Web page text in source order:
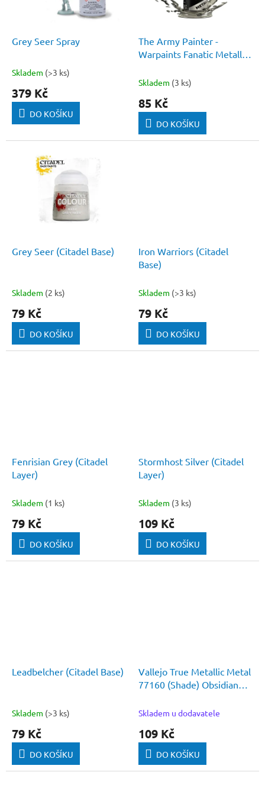
Grey Seer Spray
Průměrné
hodnocení
produktu
5,0
5
hvězdiček.
Skladem (>3 ks)
379 Kč
DO KOŠÍKU
The Army Painter -
Warpaints Fanatic Metallic:
Skladem (3 ks)
85 Kč
DO KOŠÍKU
Grey Seer (Citadel Base)
Skladem (2 ks)
79 Kč
DO KOŠÍKU
Iron Warriors (Citadel
Base)
Skladem (>3 ks)
79 Kč
DO KOŠÍKU
Fenrisian Grey (Citadel
Layer)
Skladem (1 ks)
79 Kč
DO KOŠÍKU
Stormhost Silver (Citadel
Layer)
Skladem (3 ks)
109 Kč
DO KOŠÍKU
Leadbelcher (Citadel Base)
Skladem (>3 ks)
79 Kč
DO KOŠÍKU
Vallejo True Metallic Metal
77160 (Shade) Obsidian
Skladem u dodavatele
109 Kč
DO KOŠÍKU